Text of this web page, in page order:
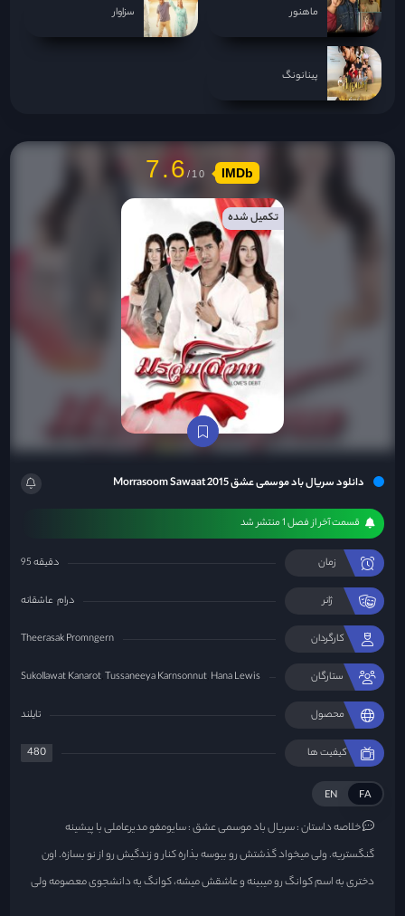
ماهنور سزاوار
پینانونگ
دانلود سریال باد موسمی عشق Morrasoom Sawaat 2015
قسمت آخر از فصل 1 منتشر شد
زمان 95 دقیقه
ژانر درام عاشقانه
کارگردان Theerasak Promngern
ستارگان Sukollawat Kanarot Tussaneeya Karnsonnut Hana Lewis
محصول تایلند
کیفیت ها 480
FA
EN
خلاصه داستان :سریال باد موسمی عشق : سایومفو مدیرعاملی با پیشینه
گنگستریه. ولی میخواد گذشتش رو ببوسه بذاره کنار و زندگیش رو از نو بسازه. اون
دختری به اسم کوانگ رو میبینه و عاشقش میشه، کوانگ یه دانشجوی معصومه ولی
7.6 IMDb
تکمیل شده